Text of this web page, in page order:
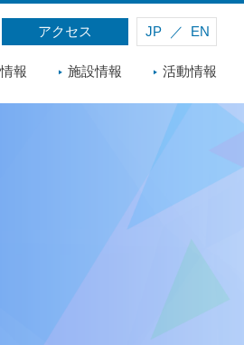
アクセス JP ／ EN
報 施設情報 活動情報